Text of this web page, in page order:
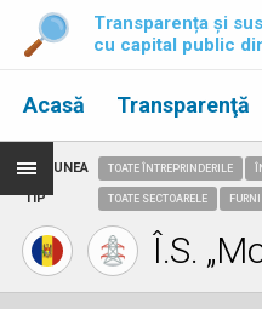
Transparența și
cu capital public
Acasă Transparenţă
REGIUNEA
TIP
TOATE ÎNTREPRINDERILE
TOATE SECTOARELE
Î.S.